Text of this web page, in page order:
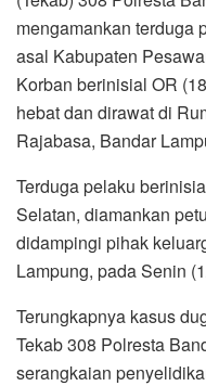
mengamankan terduga
asal Kabupaten
Korban berinisial OR
hebat dan dirawat di
Rajabasa, Bandar
Terduga pelaku
Selatan, diamankan
didampingi pihak
Lampung, pada Senin
Terungkapnya kasus
Tekab 308 Polresta
serangkaian